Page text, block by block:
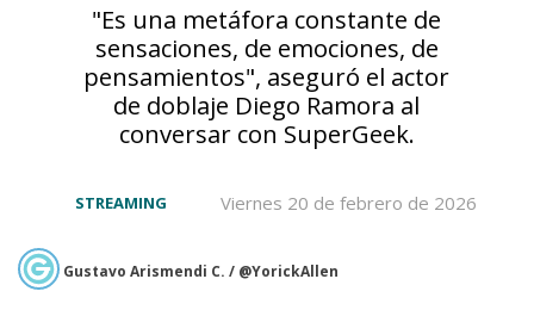
Satoshi Kon fue una de las voces
más influyentes de la animación
japonesa, partiendo demasiado
pronto de nuestro
plano.
2010 a la temprana edad de
"Es una metáfora constante de
sensaciones, de emociones, de
pensamientos", aseguró el actor
de doblaje Diego Ramora al
conversar con SuperGeek.
Viernes 20 de febrero de 2026
STREAMING
Gustavo Arismendi C. / @YorickAllen